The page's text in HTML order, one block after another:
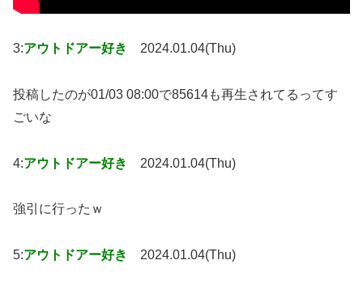
3:アウトドアー好き 2024.01.04(Thu)
投稿したのが01/03 08:00で85614も再生されてるってす
ごいな
4:アウトドアー好き 2024.01.04(Thu)
強引に行ったｗ
5:アウトドアー好き 2024.01.04(Thu)